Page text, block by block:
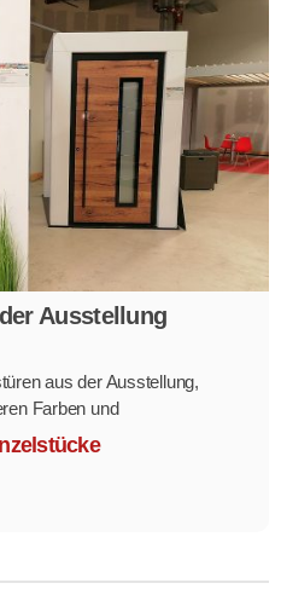
Ausstellung
aus der Ausstellung,
Farben und